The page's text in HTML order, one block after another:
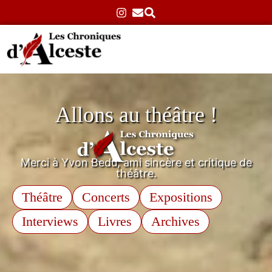
Allons au théâtre !
Merci à Yvon Bedu, ami sincère et critique de
théâtre.
Théâtre Concerts
Expositions
Interviews
Livres Archives